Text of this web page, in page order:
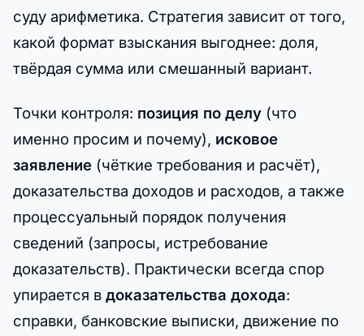
суду арифметика. Стратегия зависит от того,
какой формат взыскания выгоднее: доля,
твёрдая сумма или смешанный вариант.
Точки контроля: позиция по делу (что
именно просим и почему), исковое
заявление (чёткие требования и расчёт),
доказательства доходов и расходов, а также
процессуальный порядок получения
сведений (запросы, истребование
доказательств). Практически всегда спор
упирается в доказательства дохода:
справки, банковские выписки, движение по